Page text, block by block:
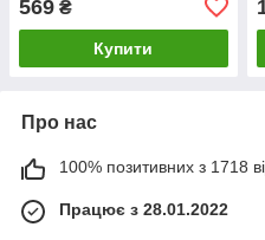
569 ₴
Купити
Про нас
100% позитивних з 1718
Працює з 28.01.2022